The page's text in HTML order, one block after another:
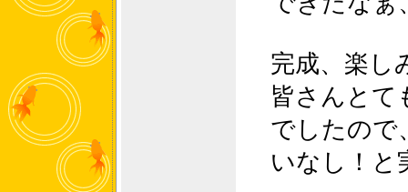
完成、楽し
皆さんとて
でしたので
いなし！と